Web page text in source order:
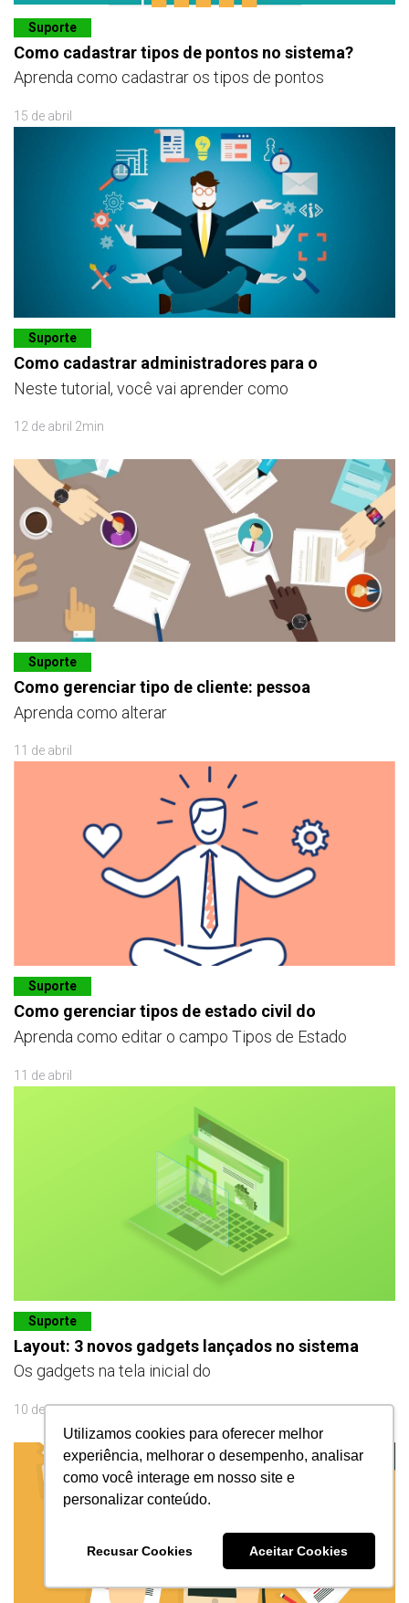
Utilizamos cookies para oferecer melhor
experiência, melhorar o desempenho, analisar
como você interage em nosso site e
personalizar conteúdo.
Recusar Cookies Aceitar Cookies
Suporte
Como cadastrar tipos de pontos no sistema?
Aprenda como cadastrar os tipos de pontos
15 de abril
Suporte
Como cadastrar administradores para o
Neste tutorial, você vai aprender como
12 de abril 2min
Suporte
Como gerenciar tipo de cliente: pessoa
Aprenda como alterar
11 de abril
Suporte
Como gerenciar tipos de estado civil do
Aprenda como editar o campo Tipos de Estado
11 de abril
Suporte
Layout: 3 novos gadgets lançados no sistema
Os gadgets na tela inicial do
10 de abril